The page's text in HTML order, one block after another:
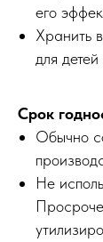
его
Хранить
для
Срок
Обычно
Не